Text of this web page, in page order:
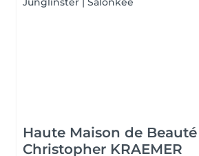
Haute Maison de Beauté
Christopher KRAEMER